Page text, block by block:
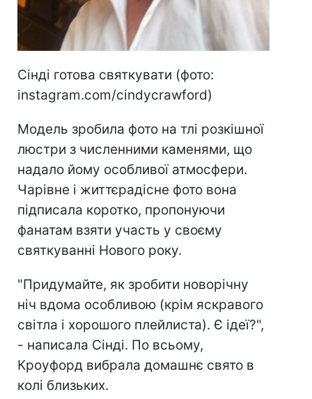
Сінді готова святкувати (фото:
instagram.com/cindycrawford)
Модель зробила фото на тлі розкішної
люстри з численними каменями, що
надало йому особливої атмосфери.
Чарівне і життєрадісне фото вона
підписала коротко, пропонуючи
фанатам взяти участь у своєму
святкуванні Нового року.
"Придумайте, як зробити новорічну
ніч вдома особливою (крім яскравого
світла і хорошого плейлиста). Є ідеї?",
- написала Сінді. По всьому,
Кроуфорд вибрала домашнє свято в
колі близьких.